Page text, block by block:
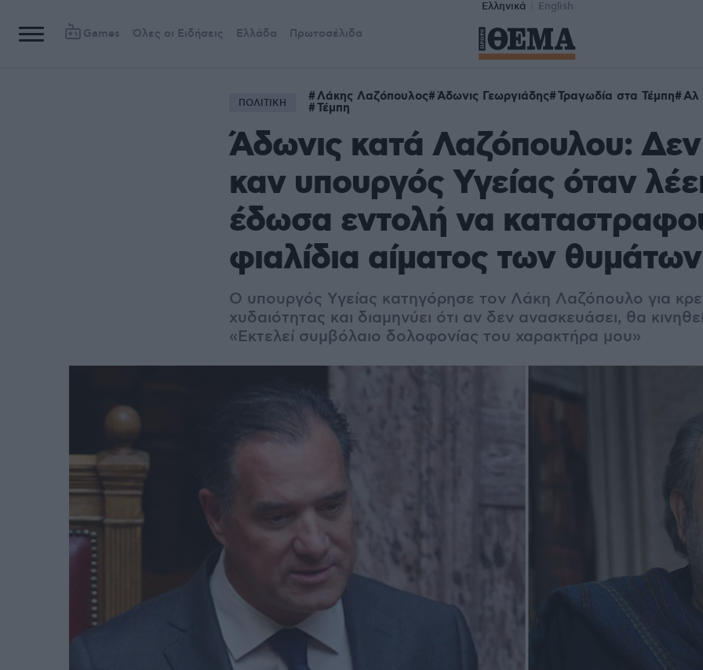
Ελληνικά English
Games Όλες οι Ειδήσεις Ελλάδα Πρωτοσέλιδα
ΠΟΛΙΤΙΚΗ Λάκης Λαζόπουλος Άδωνις Γεωργιάδης Τραγωδία στα Τέμπη Αλ
Τέμπη
Άδωνις κατά Λαζόπουλου:
καν υπουργός Υγείας όταν
έδωσα εντολή να
φιαλίδια αίματος των θυμάτων
Ο υπουργός Υγείας κατηγόρησε τον Λάκη Λαζόπουλο για
χυδαιότητας και διαμηνύει ότι αν δεν ανασκευάσει, θα
«Εκτελεί συμβόλαιο δολοφονίας του χαρακτήρα μου»